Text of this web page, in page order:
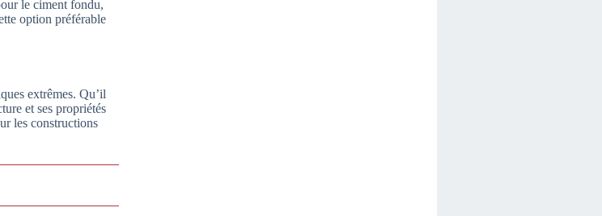
le ciment fondu,
option préférable
extrêmes. Qu’il
et ses propriétés
les constructions